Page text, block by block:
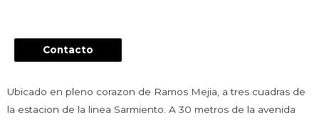
Contacto
Ubicado en pleno corazon de Ramos Mejia, a tres cuadras de
la estacion de la linea Sarmiento. A 30 metros de la avenida